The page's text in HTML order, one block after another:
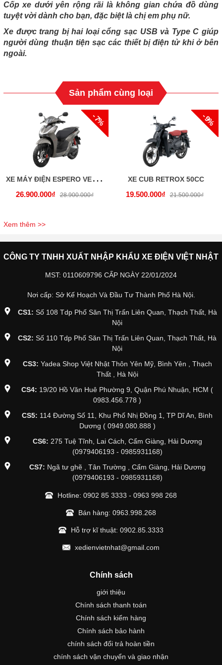
Cốp xe dưới yên rộng rãi là không gian chứa đồ dùng
tuyệt vời dành cho bạn, đặc biệt là chị em phụ nữ.
Xe được trang bị hai loại cổng sạc USB và Type C giúp
người dùng thuận tiện sạc các thiết bị điện tử khi ở bên
ngoài.
Sản phẩm cùng loại
- 7%
X
E MÁY ĐIỆN ESPERO VELIA P (PIN LITHIUM)
26.900.000₫ 28.900.000₫
- 9%
XE CUB RETROX 50CC
19.500.000₫ 21.500.000₫
Xem thêm >>
CÔNG TY TNHH XUẤT NHẬP KHẨU XE ĐIỆN VIỆT NHẬT
MST: 0110609796 CẤP NGÀY 22/01/2024
Nơi cấp: Sở Kế Hoạch Và Đầu Tư Thành Phố Hà Nội.
CS1: Số 108 Tdp Phố Săn Thị Trấn Liên Quan, Thạch Thất, Hà
Nội
CS2: Số 110 Tdp Phố Săn Thị Trấn Liên Quan, Thạch Thất, Hà
Nội
CS3: Yadea Shop Việt Nhật Thôn Yên Mỹ, Bình Yên , Thạch
Thất , Hà Nội
CS4: 19/20 Hồ Văn Huê Phường 9, Quận Phú Nhuận, HCM (
0983.456.778 )
CS5: 114 Đường Số 11, Khu Phố Nhị Đồng 1, TP Dĩ An, Bình
Dương ( 0949.080.888 )
CS6: 275 Tuệ Tĩnh, Lai Cách, Cẩm Giàng, Hải Dương
(0979406193 - 0985931168)
CS7: Ngã tư ghẽ , Tân Trường , Cẩm Giàng, Hải Dương
(0979406193 - 0985931168)
Hotline: 0902 85 3333 - 0963 998 268
Bán hàng: 0963.998.268
Hỗ trợ kĩ thuật: 0902.85.3333
xedienvietnhat@gmail.com
Chính sách
giới thiệu
Chính sách thanh toán
Chính sách kiểm hàng
Chính sách bảo hành
chính sách đổi trả hoàn tiền
chính sách vận chuyển và giao nhận